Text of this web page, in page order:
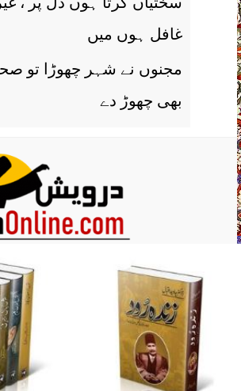
غافل ہوں ميں
مجنوں نے شہر چھوڑا تو
بھی چھوڑ دے